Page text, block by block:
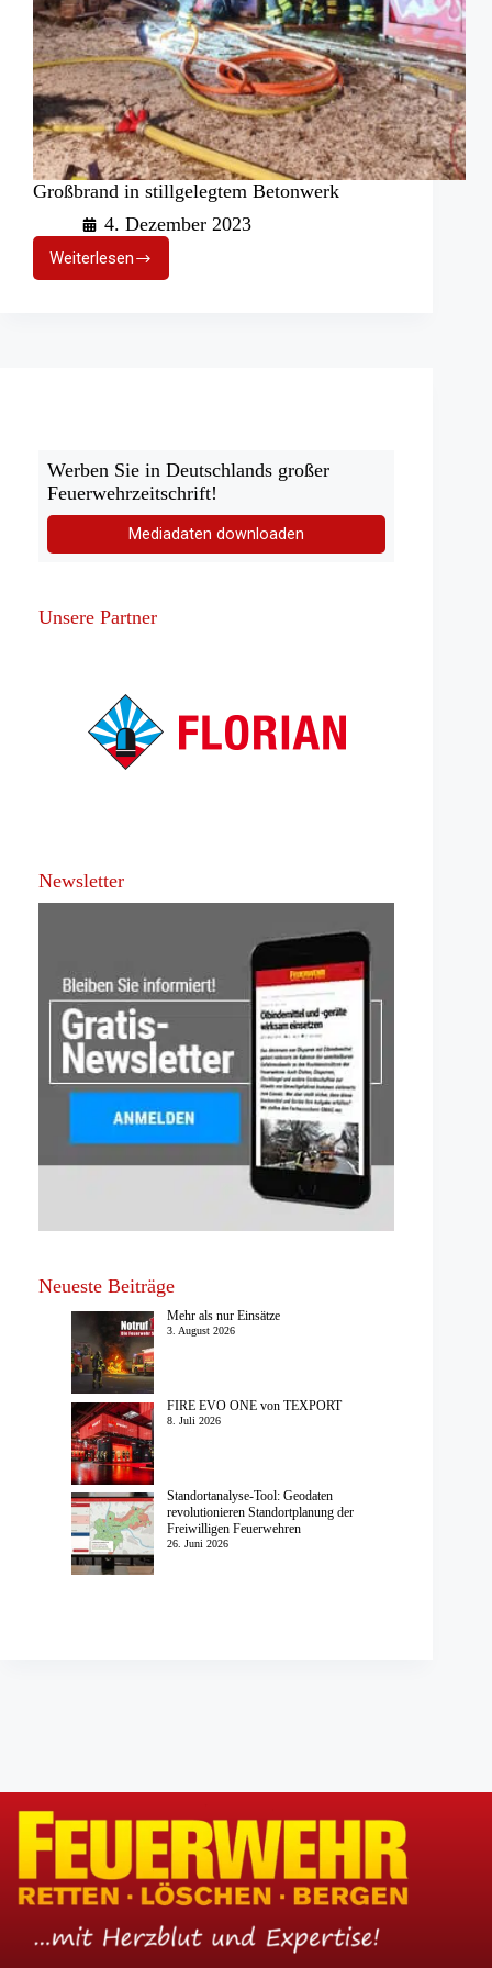
Großbrand in stillgelegtem Betonwerk
4. Dezember 2023
WeiterlesenGroßbrand
in
Werben Sie in Deutschlands großer
Feuerwehrzeitschrift!
Mediadaten downloaden
Unsere Partner
Newsletter
Neueste Beiträge
Mehr als nur Einsätze
3. August 2026
FIRE EVO ONE von TEXPORT
8. Juli 2026
Standortanalyse-Tool: Geodaten
revolutionieren Standortplanung der
Freiwilligen Feuerwehren
26. Juni 2026